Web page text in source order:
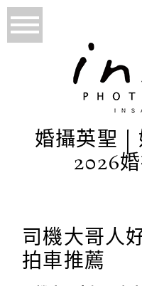
婚攝英聖 |
2026
司機大哥人
拍車推薦